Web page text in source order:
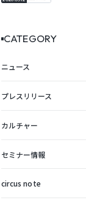
CATEGORY
ニュース
プレスリリース
カルチャー
セミナー情報
circus note